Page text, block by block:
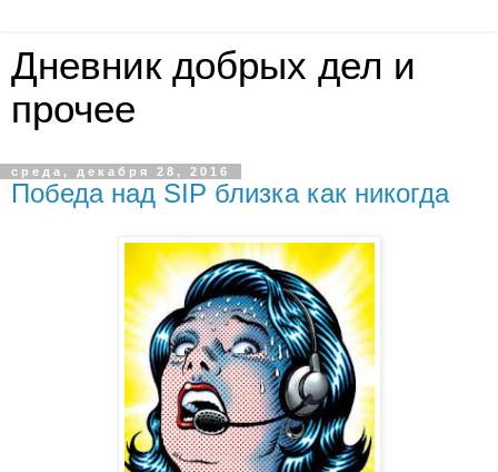
Дневник добрых дел и
прочее
среда, декабря 28, 2016
Победа над SIP близка как никогда